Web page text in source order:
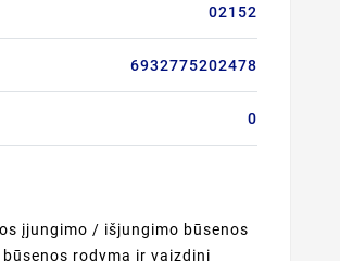
02152
6932775202478
0
įjungimo / išjungimo būsenos
rodymą ir vaizdinį